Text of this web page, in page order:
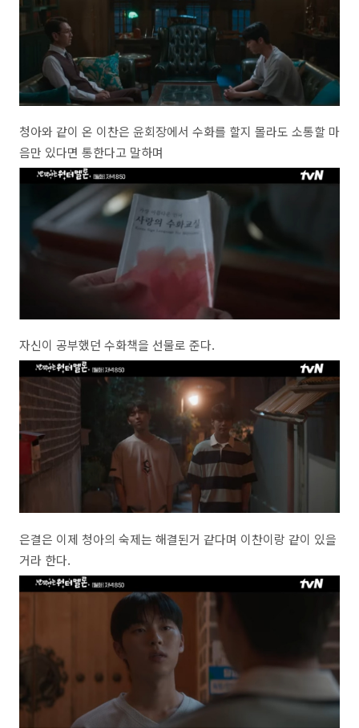
청아와 같이 온 이찬은 윤회장에서 수화를 할지 몰라도 소통할 마
음만 있다면 통한다고 말하며
자신이 공부했던 수화책을 선물로 준다.
은결은 이제 청아의 숙제는 해결된거 같다며 이찬이랑 같이 있을
거라 한다.